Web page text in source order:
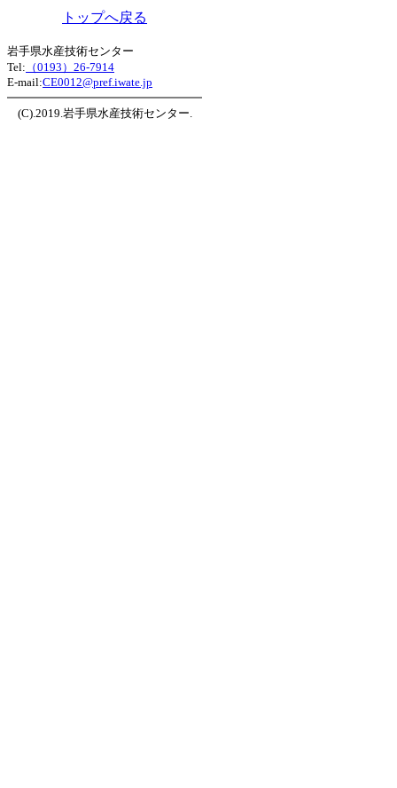
トップへ戻る
岩手県水産技術センター
Tel: （0193）26-7914
E-mail:CE0012@pref.iwate.jp
(C).2019.岩手県水産技術センター.